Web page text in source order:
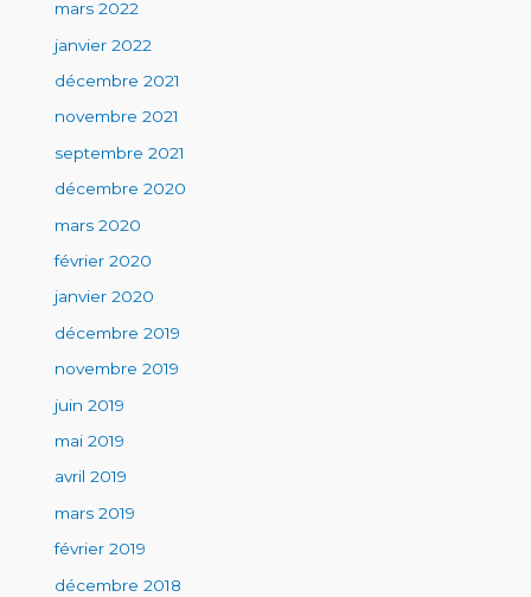
mars 2022
janvier 2022
décembre 2021
novembre 2021
septembre 2021
décembre 2020
mars 2020
février 2020
janvier 2020
décembre 2019
novembre 2019
juin 2019
mai 2019
avril 2019
mars 2019
février 2019
décembre 2018